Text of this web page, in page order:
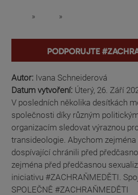
» »
Podporujte
Autor: Ivana Schneiderová
Datum vytvoření: Úterý, 26. Září
V posledních několika desítkách
společnosti díky různým
organizacím sledovat výraznou
transideologie. Abychom zejména
dospívající chránili před
zejména před předčasnou
iniciativu #ZACHRAŇMEDĚTI.
SPOLEČNĚ #ZACHRAŇMEDĚTI